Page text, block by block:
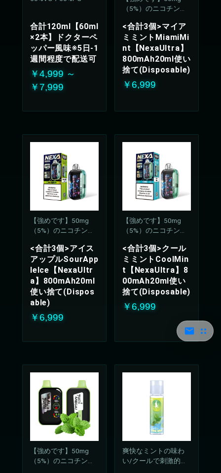
合計120ml【60ml
×2本】ドクターペ
ッパー風味※5日-1
週間程度で配送可
￥4,999 ～
￥7,999
（5%）のニコチン濃
<合計3個>マイア
ミミントMiamiMi
nt【NexaUltra】
800mAh20ml使い
捨て(Disposable)
￥6,999
【強めです】50mg
（5%）のニコチン濃
<合計3個>アイス
アップルSourApp
leIce【NexaUltr
a】800mAh20ml
使い捨て(Dispos
able)
￥6,999
【強めです】50mg
（5%）のニコチン濃
<合計3個>クール
ミミントCoolMin
t【NexaUltra】8
00mAh20ml使い
捨て(Disposable)
￥6,999
【強めです】50mg
（5%）のニコチン濃
爽快なミントの味わ
い/クールで刺激的な